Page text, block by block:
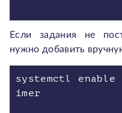
Если задания не
нужно добавить
systemctl